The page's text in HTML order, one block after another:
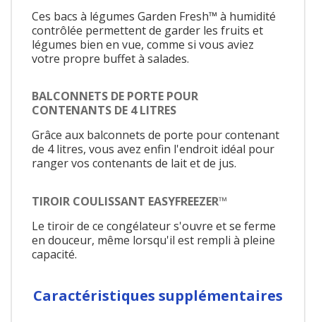
Ces bacs à légumes Garden Fresh™ à humidité
contrôlée permettent de garder les fruits et
légumes bien en vue, comme si vous aviez
votre propre buffet à salades.
BALCONNETS DE PORTE POUR
CONTENANTS DE 4 LITRES
Grâce aux balconnets de porte pour contenant
de 4 litres, vous avez enfin l'endroit idéal pour
ranger vos contenants de lait et de jus.
TIROIR COULISSANT EASYFREEZER™
Le tiroir de ce congélateur s'ouvre et se ferme
en douceur, même lorsqu'il est rempli à pleine
capacité.
Caractéristiques supplémentaires